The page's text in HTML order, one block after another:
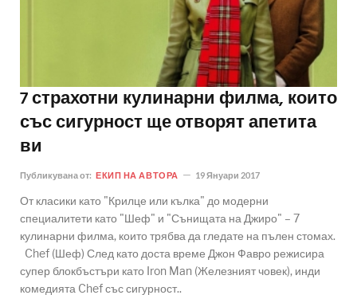
7 страхотни кулинарни филма, които
със сигурност ще отворят апетита
ви
Публикувана от: ЕКИП НА АВТОРА 19 Януари 2017
От класики като "Крилце или кълка" до модерни
специалитети като "Шеф" и "Сънищата на Джиро" – 7
кулинарни филма, които трябва да гледате на пълен стомах.
Chef (Шеф) След като доста време Джон Фавро режисира
супер блокбъстъри като Iron Man (Железният човек), инди
комедията Chef със сигурност..